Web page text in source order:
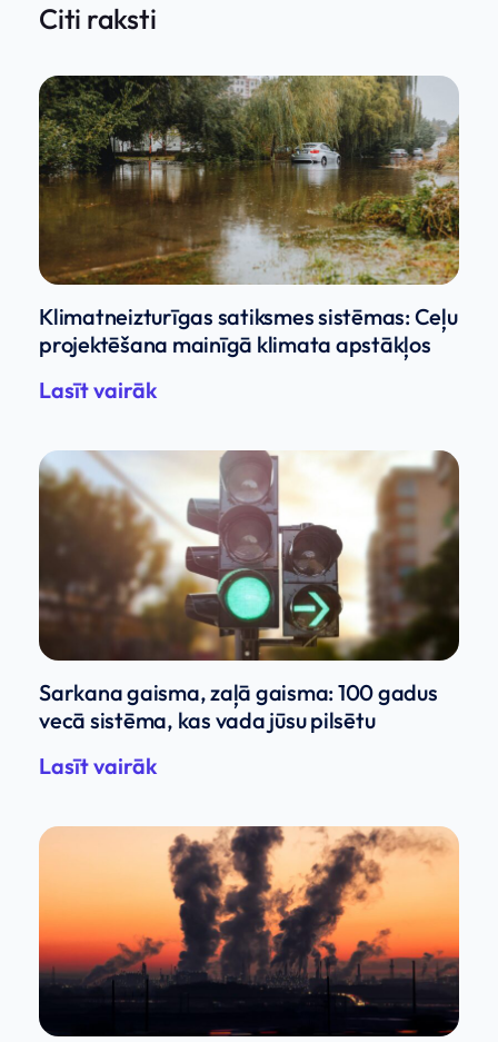
Citi raksti
Klimatneizturīgas satiksmes sistēmas: Ceļu
projektēšana mainīgā klimata apstākļos
Lasīt vairāk
Sarkana gaisma, zaļā gaisma: 100 gadus
vecā sistēma, kas vada jūsu pilsētu
Lasīt vairāk